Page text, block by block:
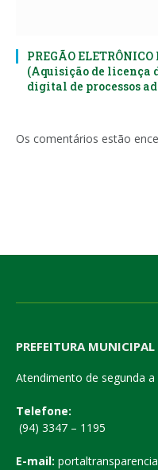
PREGÃO
(Aquisição de licença
digital de processos
Os comentários estão
PREFEITURA
Atendimento de segunda
Telefone:
(94) 3347 – 1195
E-mail: